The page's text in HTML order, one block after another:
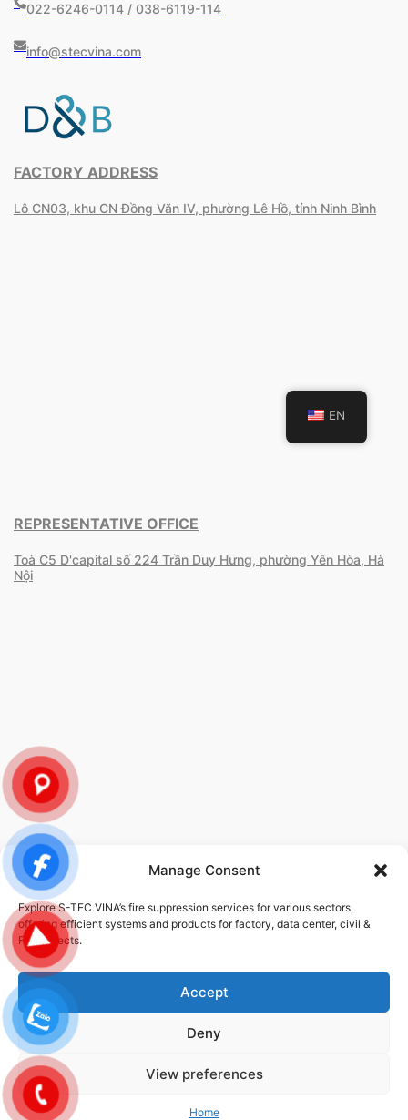
Manage Consent
Explore S-TEC VINA’s fire suppression services for various sectors,
offering efficient systems and products for factory, data center, civil &
FDI projects.
Accept
Deny
View preferences
Home
022-6246-0114 / 038-6119-114
info@stecvina.com
FACTORY ADDRESS
Lô CN03, khu CN Đồng Văn IV, phường Lê Hồ, tỉnh Ninh Bình
REPRESENTATIVE OFFICE
Toà C5 D'capital số 224 Trần Duy Hưng, phường Yên Hòa, Hà
Nội
POLICY
Privacy Policy
Service Policy
© 2026 STEC-VINA | ALL RIGHTS RESERVED | DESIGNED DEVELOPED
BYDMG
Privacy Policy
EN